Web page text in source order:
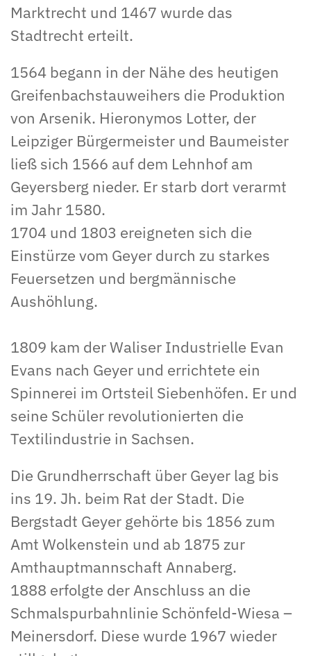
Marktrecht und 1467 wurde das
Stadtrecht erteilt.
1564 begann in der Nähe des heutigen
Greifenbachstauweihers die Produktion
von Arsenik. Hieronymos Lotter, der
Leipziger Bürgermeister und Baumeister
ließ sich 1566 auf dem Lehnhof am
Geyersberg nieder. Er starb dort verarmt
im Jahr 1580.
1704 und 1803 ereigneten sich die
Einstürze vom Geyer durch zu starkes
Feuersetzen und bergmännische
Aushöhlung.
1809 kam der Waliser Industrielle Evan
Evans nach Geyer und errichtete ein
Spinnerei im Ortsteil Siebenhöfen. Er und
seine Schüler revolutionierten die
Textilindustrie in Sachsen.
Die Grundherrschaft über Geyer lag bis
ins 19. Jh. beim Rat der Stadt. Die
Bergstadt Geyer gehörte bis 1856 zum
Amt Wolkenstein und ab 1875 zur
Amthauptmannschaft Annaberg.
1888 erfolgte der Anschluss an die
Schmalspurbahnlinie Schönfeld-Wiesa –
Meinersdorf. Diese wurde 1967 wieder